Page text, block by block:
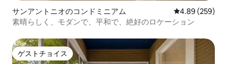
サンアントニオのコンドミニアム レビュー259
4.89 (259)
素晴らしく、モダンで、平和で、絶好のロケーション
ゲストチョイス
ゲストチョイス